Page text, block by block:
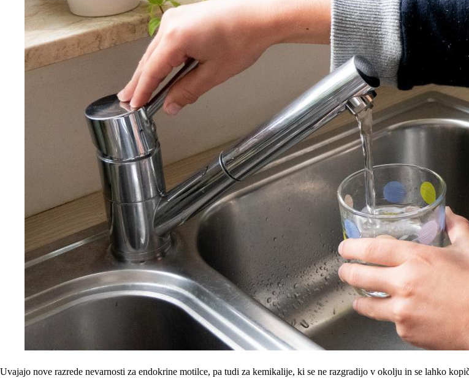
Uvajajo nove razrede nevarnosti za endokrine motilce, pa tudi za kemikalije, ki se ne razgradijo v okolju in se lahko